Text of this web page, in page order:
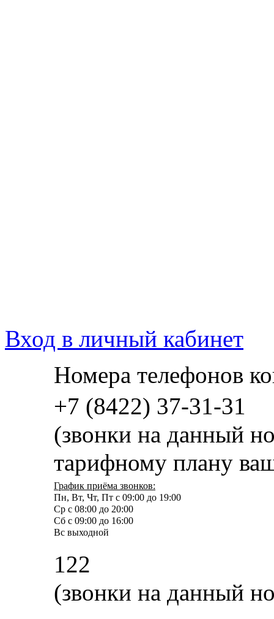
Вход в личный кабинет
Номера телефонов
+7 (8422) 37-31-31
(звонки на данный
тарифному плану
График приёма звонков:
Пн, Вт, Чт, Пт с 09:00 до 19:00
Ср с 08:00 до 20:00
Сб с 09:00 до 16:00
Вс выходной
122
(звонки на данный